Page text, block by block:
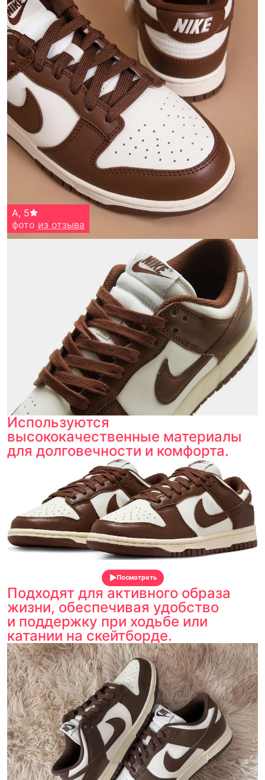
А, 5
фото из отзыва
Используются
высококачественные материалы
для долговечности и комфорта.
Посмотреть
Подходят для активного образа
жизни, обеспечивая удобство
и поддержку при ходьбе или
катании на скейтборде.